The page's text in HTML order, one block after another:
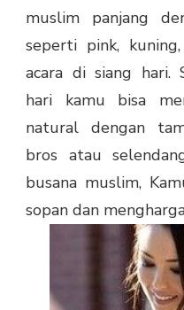
muslim panjang
seperti pink,
acara di siang hari.
hari kamu bisa
natural dengan
bros atau
busana muslim,
sopan dan